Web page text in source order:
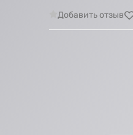
Добавить отзыв